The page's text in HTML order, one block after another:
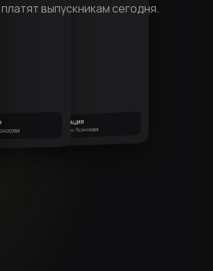
выпускникам сегодня.
ИННОВАЦИЯ
Анастасия Резникова